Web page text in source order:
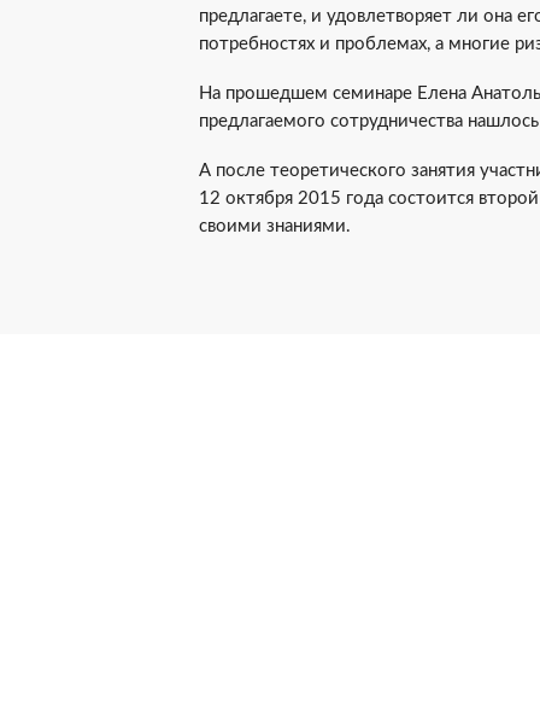
предлагаете, и удовлетворяет ли она
потребностях и проблемах, а многие
На прошедшем семинаре Елена
предлагаемого сотрудничества
А после теоретического занятия
12 октября 2015 года состоится
своими знаниями.